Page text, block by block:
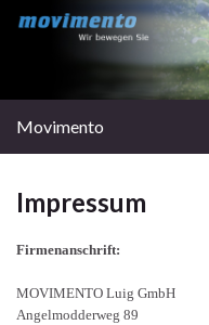
Movimento
Impressum
Firmenanschrift:
MOVIMENTO Luig GmbH
Angelmodderweg 89